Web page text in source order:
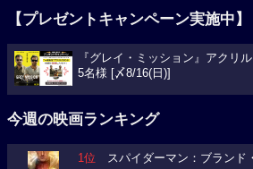
【プレゼントキャンペーン実施中】
『グレイ・ミッション』アクリ
5名様 [〆8/16(日)]
今週の映画ランキング
1位 スパイダーマン：ブランド